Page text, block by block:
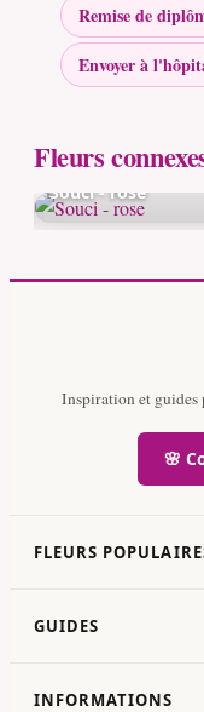
Remise de
Envoyer à
Fleurs
Souci - rose
Inspiration et guides
🌸
FLEURS
GUIDES
INFORMATIONS